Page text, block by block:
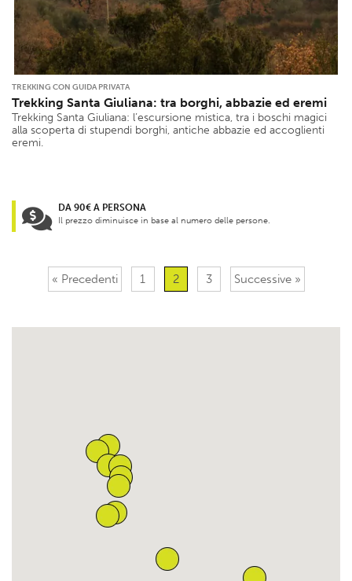
TREKKING CON GUIDA PRIVATA
Trekking Santa Giuliana: tra borghi, abbazie ed eremi
Trekking Santa Giuliana: l’escursione mistica, tra i boschi magici
alla scoperta di stupendi borghi, antiche abbazie ed accoglienti
eremi.
DA 90€ A PERSONA
Il prezzo diminuisce in base al numero delle persone.
« Precedenti 1 2 3 Successive »